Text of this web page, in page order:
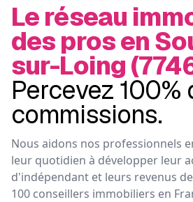
Le réseau
des pros en
sur-Loing
Percevez 100%
commissions.
Nous aidons nos professionnels
leur quotidien à développer leur
d'indépendant et leurs revenus
100 conseillers immobiliers en